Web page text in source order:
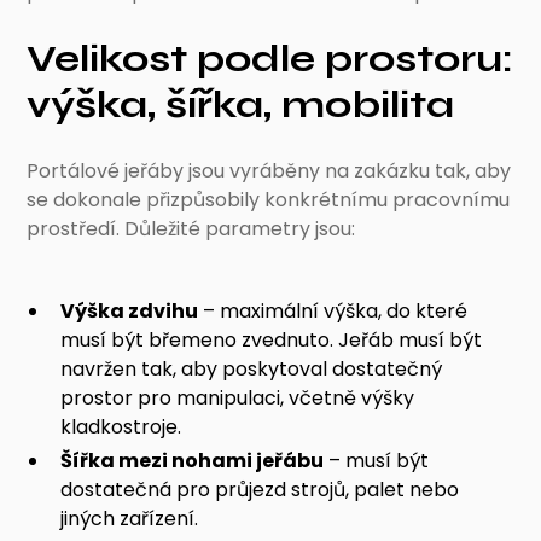
Velikost podle prostoru:
výška, šířka, mobilita
Portálové jeřáby jsou vyráběny na zakázku tak, aby
se dokonale přizpůsobily konkrétnímu pracovnímu
prostředí. Důležité parametry jsou:
Výška zdvihu – maximální výška, do které
musí být břemeno zvednuto. Jeřáb musí být
navržen tak, aby poskytoval dostatečný
prostor pro manipulaci, včetně výšky
kladkostroje.
Šířka mezi nohami jeřábu – musí být
dostatečná pro průjezd strojů, palet nebo
jiných zařízení.